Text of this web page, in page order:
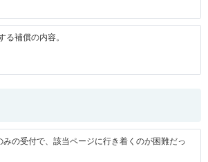
る補償の内容。
みの受付で、該当ページに行き着くのが困難だっ